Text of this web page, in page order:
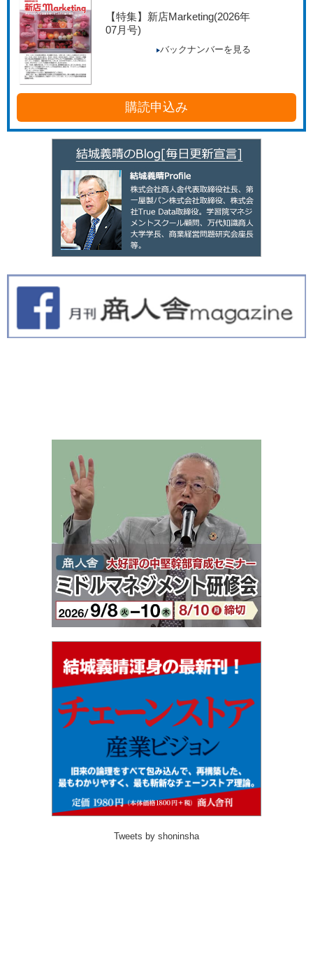
【特集】新店Marketing(2026年
07月号)
バックナンバーを見る
購読申込み
Tweets by shoninsha